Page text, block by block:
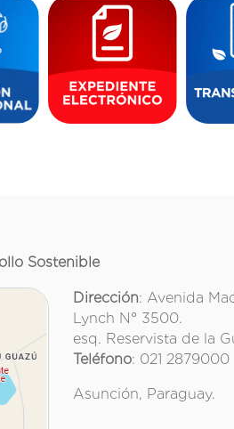
Sostenible
Dirección: Avenida
Lynch N° 3500.
esq. Reservista de la
Teléfono: 021 2879000
Asunción, Paraguay.